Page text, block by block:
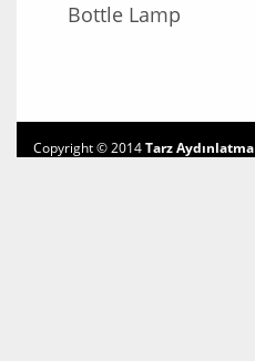
Bottle Lamp
Copyright © 2014Tarz Aydınlatma